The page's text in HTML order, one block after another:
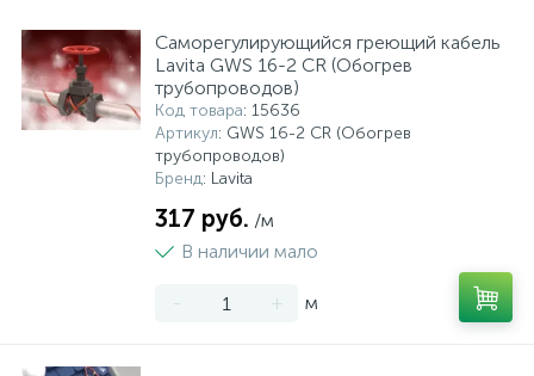
Саморегулирующийся греющий кабель
Lavita GWS 16-2 CR (Обогрев
трубопроводов)
Код товара: 15636
Артикул: GWS 16-2 CR (Обогрев
трубопроводов)
Бренд: Lavita
317 руб. /м
В наличии мало
- + м